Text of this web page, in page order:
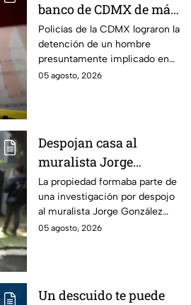
banco de CDMX de más
de 400 mil pesos con
un cheque falso
Policías de la CDMX lograron la
detención de un hombre
presuntamente implicado en
un intento de fraude para
05 agosto, 2026
Despojan casa al
muralista Jorge
González Camarena en
la Del Valle y la
recupera| FOTOS
La propiedad formaba parte de
una investigación por despojo
al muralista Jorge González
Camarena por un predio en la
05 agosto, 2026
Un descuido te puede